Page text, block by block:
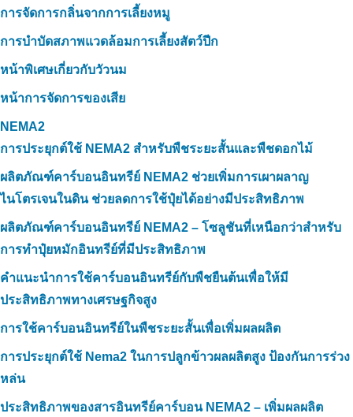
การจัดการกลิ่นจากการเลี้ยงหมู
การบำบัดสภาพแวดล้อมการเลี้ยงสัตว์ปีก
หน้าพิเศษเกี่ยวกับวัวนม
หน้าการจัดการของเสีย
NEMA2
การประยุกต์ใช้ NEMA2 สำหรับพืชระยะสั้นและพืชดอกไม้
ผลิตภัณฑ์คาร์บอนอินทรีย์ NEMA2 ช่วยเพิ่มการเผาผลาญ
ไนโตรเจนในดิน ช่วยลดการใช้ปุ๋ยได้อย่างมีประสิทธิภาพ
ผลิตภัณฑ์คาร์บอนอินทรีย์ NEMA2 – โซลูชันที่เหนือกว่าสำหรับ
การทำปุ๋ยหมักอินทรีย์ที่มีประสิทธิภาพ
คำแนะนำการใช้คาร์บอนอินทรีย์กับพืชยืนต้นเพื่อให้มี
ประสิทธิภาพทางเศรษฐกิจสูง
การใช้คาร์บอนอินทรีย์ในพืชระยะสั้นเพื่อเพิ่มผลผลิต
การประยุกต์ใช้ Nema2 ในการปลูกข้าวผลผลิตสูง ป้องกันการร่วง
หล่น
ประสิทธิภาพของสารอินทรีย์คาร์บอน NEMA2 – เพิ่มผลผลิต